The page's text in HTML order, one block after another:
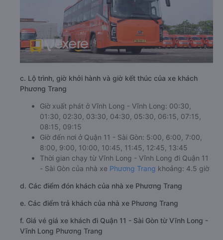
c. Lộ trình, giờ khởi hành và giờ kết thúc của xe khách
Phương Trang
Giờ xuất phát ở Vĩnh Long - Vĩnh Long: 00:30,
01:30, 02:30, 03:30, 04:30, 05:30, 06:15, 07:15,
08:15, 09:15
Giờ đến nơi ở Quận 11 - Sài Gòn: 5:00, 6:00, 7:00,
8:00, 9:00, 10:00, 10:45, 11:45, 12:45, 13:45
Thời gian chạy từ Vĩnh Long - Vĩnh Long đi Quận 11
- Sài Gòn của nhà xe Phương Trang khoảng: 4.5 giờ
d. Các điểm đón khách của nhà xe Phương Trang
e. Các điểm trả khách của nhà xe Phương Trang
f. Giá vé giá xe khách đi Quận 11 - Sài Gòn từ Vĩnh Long -
Vĩnh Long Phương Trang